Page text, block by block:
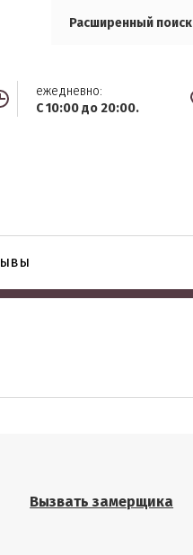
Расширенный поиск
ежедневно:
С 10:00 до 20:00.
Вызвать замерщика